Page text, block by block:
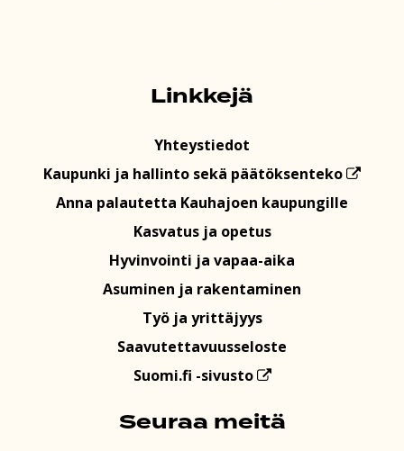
Linkkejä
Yhteystiedot
Kaupunki ja hallinto sekä päätöksenteko
Anna palautetta Kauhajoen kaupungille
Kasvatus ja opetus
Hyvinvointi ja vapaa-aika
Asuminen ja rakentaminen
Työ ja yrittäjyys
Saavutettavuusseloste
Suomi.fi -sivusto
Seuraa meitä